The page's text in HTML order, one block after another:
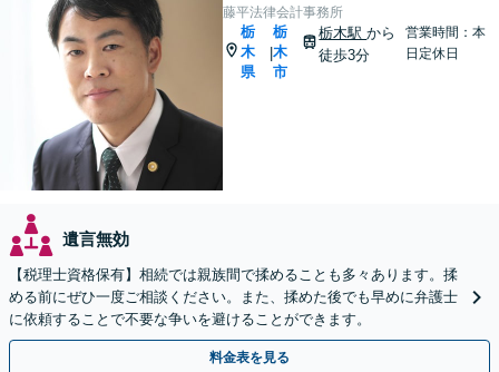
藤平法律会計事務所
栃
木
県
|
栃
木
市
栃木駅から
徒歩3分
営業時間：本
日定休日
遺言無効
【税理士資格保有】相続では親族間で揉めることも多々あります。揉
める前にぜひ一度ご相談ください。また、揉めた後でも早めに弁護士
に依頼することで不要な争いを避けることができます。
料金表を見る